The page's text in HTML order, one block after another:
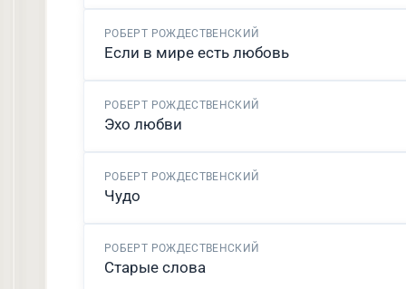
РОБЕРТ РОЖДЕСТВЕНСКИЙ
Если в мире есть любовь
РОБЕРТ РОЖДЕСТВЕНСКИЙ
Эхо любви
РОБЕРТ РОЖДЕСТВЕНСКИЙ
Чудо
РОБЕРТ РОЖДЕСТВЕНСКИЙ
Старые слова